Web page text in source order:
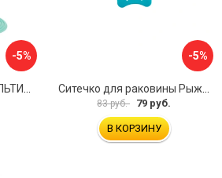
-5%
Пробка для ванны МУЛЬТИДОМ Пастель VL34-11
-5%
Ситечко для раковины Рыжий кот Морская Звезда 103659
83 руб. 79 руб.
В КОРЗИНУ